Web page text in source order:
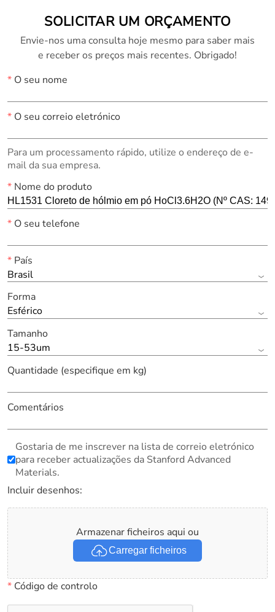
SOLICITAR UM ORÇAMENTO
Envie-nos uma consulta hoje mesmo para saber mais
e receber os preços mais recentes. Obrigado!
*O seu nome
*O seu correio eletrónico
Para um processamento rápido, utilize o endereço de e-
mail da sua empresa.
*Nome do produto
*O seu telefone
*País
Brasil
Forma
Esférico
Tamanho
15-53um
Quantidade (especifique em kg)
Comentários
Gostaria de me inscrever na lista de correio eletrónico
para receber actualizações da Stanford Advanced
Materials.
Incluir desenhos:
Armazenar ficheiros aqui ou
Carregar ficheiros
*Código de controlo